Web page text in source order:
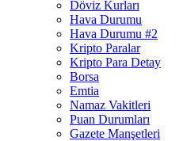
Döviz Kurları
Hava Durumu
Hava Durumu #2
Kripto Paralar
Kripto Para Detay
Borsa
Emtia
Namaz Vakitleri
Puan Durumları
Gazete Manşetleri